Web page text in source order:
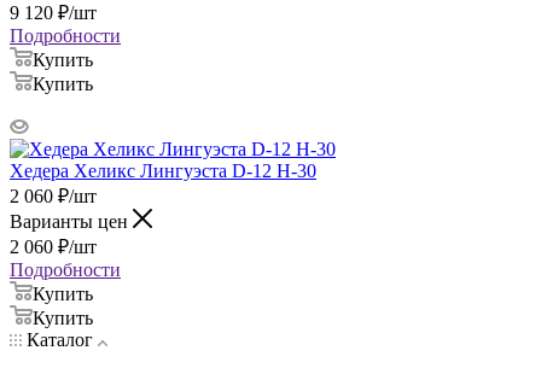
9 120 ₽/шт
Подробности
Купить
Купить
Хедера Хеликс Лингуэста D-12 H-30
2 060 ₽/шт
Варианты цен
2 060 ₽/шт
Подробности
Купить
Купить
Каталог